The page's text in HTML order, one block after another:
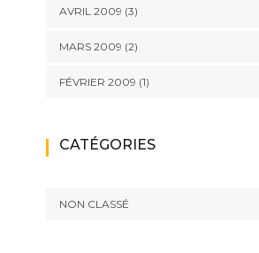
AVRIL 2009 (3)
MARS 2009 (2)
FÉVRIER 2009 (1)
CATÉGORIES
NON CLASSÉ